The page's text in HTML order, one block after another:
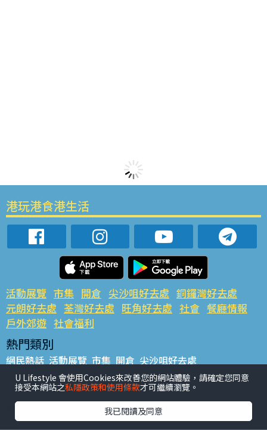
港玩港食港生活
活動展覽 市集 開倉 尖沙咀好去處 銅鑼灣好去處
元朗好去處 荃灣好去處 旺角好去處 社會 餐廳情報
戶外郊遊 社會福利
熱門類別
網民熱話 活動展覽 市集 開倉 尖沙咀好去處
銅鑼灣好去處 元朗好去處 荃灣好去處 旺角好去處 社會
餐廳情報 戶外郊遊
熱門標籤
#UGO搵好去處 #人氣活動推介 #美食社群熱話
U Lifestyle 會使用Cookies來改善您的網站體驗，請確定您同意
接受本網站之私隱政策和使用條款才可繼續瀏覽。
我已閱讀及同意